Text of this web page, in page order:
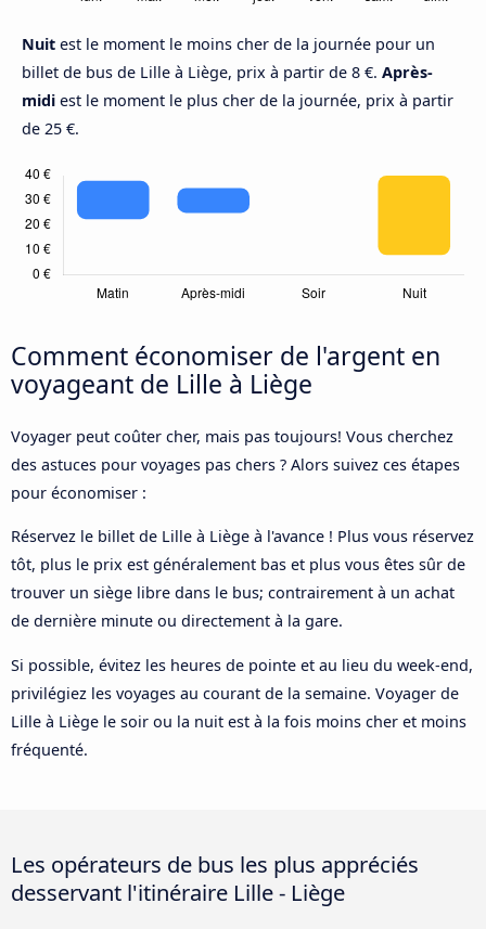
Nuit est le moment le moins cher de la journée pour un
billet de bus de Lille à Liège, prix à partir de 8 €. Après-
midi est le moment le plus cher de la journée, prix à partir
de 25 €.
Comment économiser de l'argent en
voyageant de Lille à Liège
Voyager peut coûter cher, mais pas toujours! Vous cherchez
des astuces pour voyages pas chers ? Alors suivez ces étapes
pour économiser :
Réservez le billet de Lille à Liège à l'avance ! Plus vous réservez
tôt, plus le prix est généralement bas et plus vous êtes sûr de
trouver un siège libre dans le bus; contrairement à un achat
de dernière minute ou directement à la gare.
Si possible, évitez les heures de pointe et au lieu du week-end,
privilégiez les voyages au courant de la semaine. Voyager de
Lille à Liège le soir ou la nuit est à la fois moins cher et moins
fréquenté.
Les opérateurs de bus les plus appréciés
desservant l'itinéraire Lille - Liège